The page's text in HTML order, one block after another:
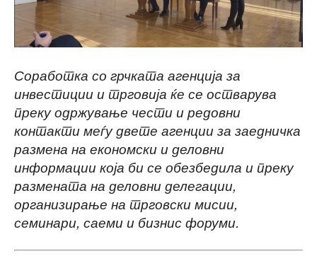
Соработка со грчката агенција за
инвестиции и трговија ќе се остварува
преку одржување чести и редовни
контакти меѓу двете агенции за заедничка
размена на економски и деловни
информации која би се обезбедила и преку
размената на деловни делегации,
организирање на трговски мисии,
семинари, саеми и бизнис форуми.